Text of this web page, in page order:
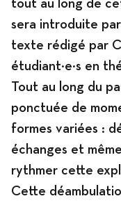
tout au long de
sera introduite
texte rédigé par
étudiant·e·s en
Tout au long du
ponctuée de
formes variées :
échanges et
rythmer cette
Cette